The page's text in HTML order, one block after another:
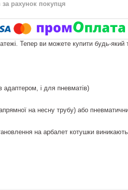
за рахунок покупця
Тепер ви можете купити будь-
адаптером, і для пневматів)
на несну трубу) або
на арбалет котушки